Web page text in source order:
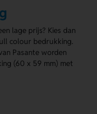
lage prijs? Kies dan
colour bedrukking.
Pasante worden
(60 x 59 mm) met
50 x 50 mm).